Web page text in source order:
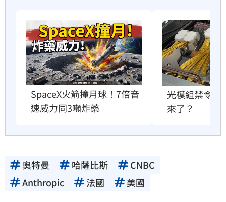
SpaceX火箭撞月球！7倍音
速威力同3噸炸藥
光模組禁令未
來了？
奧特曼 哈薩比斯
CNBC
Anthropic
法國 美國